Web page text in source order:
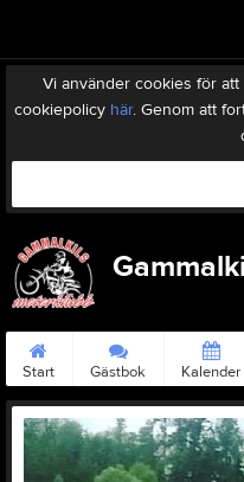
Vi använder cookies för
cookiepolicy här. Genom att
Start Gästbok Kalender